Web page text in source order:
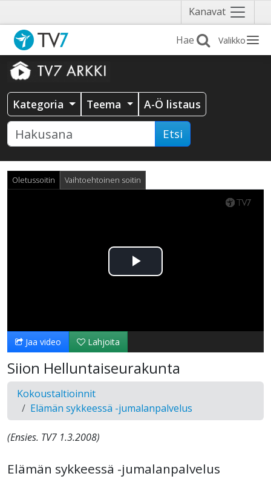
Kanavat Näytä
valikko
Valikko
Kategoria Teema A-Ö listaus
Etsi
Oletussoitin Vaihtoehtoinen soitin
Toista
Jaa video Lahjoita
Siion Helluntaiseurakunta
Kokoustaltioinnit
Elämän sykkeessä -jumalanpalvelus
(Ensies. TV7 1.3.2008)
Elämän sykkeessä -jumalanpalvelus